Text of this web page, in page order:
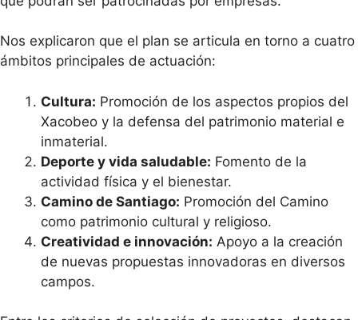
Nos explicaron que el plan se articula en torno a cuatro
ámbitos principales de actuación:
Cultura: Promoción de los aspectos propios del
Xacobeo y la defensa del patrimonio material e
inmaterial.
Deporte y vida saludable: Fomento de la
actividad física y el bienestar.
Camino de Santiago: Promoción del Camino
como patrimonio cultural y religioso.
Creatividad e innovación: Apoyo a la creación
de nuevas propuestas innovadoras en diversos
campos.